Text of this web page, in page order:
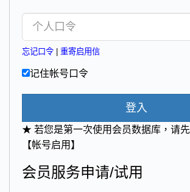
忘记口令 重寄启用信
记住帐号口令
登入
★ 若您是第一次使用会员数据库，请
【帐号启用】
会员服务申请/试用